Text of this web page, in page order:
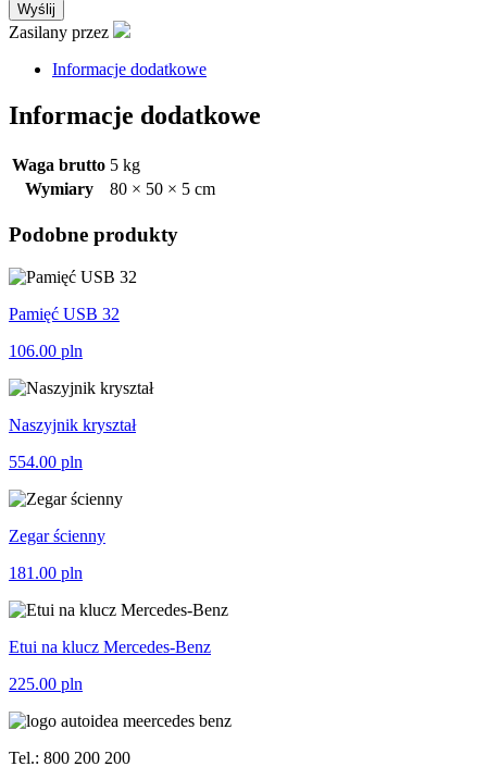
Wyślij
Zasilany przez
Informacje dodatkowe
Informacje dodatkowe
Waga brutto 5 kg
Wymiary
80 × 50 × 5 cm
Podobne produkty
Pamięć USB 32
106.00 pln
Naszyjnik kryształ
554.00 pln
Zegar ścienny
181.00 pln
Etui na klucz Mercedes-Benz
225.00 pln
Tel.: 800 200 200